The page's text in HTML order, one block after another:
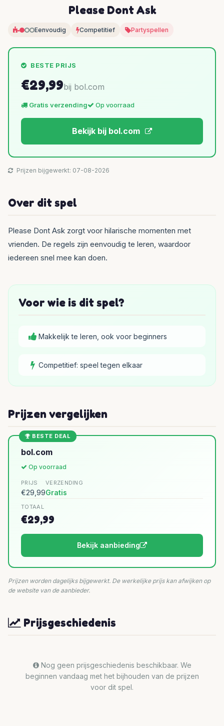
Please Dont Ask
Eenvoudig Competitief Partyspellen
BESTE PRIJS
€29,99bij bol.com
Gratis verzending Op voorraad
Bekijk bij bol.com
Prijzen bijgewerkt: 07-08-2026
Over dit spel
Please Dont Ask zorgt voor hilarische momenten met
vrienden. De regels zijn eenvoudig te leren, waardoor
iedereen snel mee kan doen.
Voor wie is dit spel?
Makkelijk te leren, ook voor beginners
Competitief: speel tegen elkaar
Prijzen vergelijken
BESTE DEAL
bol.com
Op voorraad
PRIJS
€29,99
VERZENDING
Gratis
TOTAAL
€29,99
Bekijk aanbieding
Prijzen worden dagelijks bijgewerkt. De werkelijke prijs kan afwijken op
de website van de aanbieder.
Prijsgeschiedenis
Nog geen prijsgeschiedenis beschikbaar. We
beginnen vandaag met het bijhouden van de prijzen
voor dit spel.